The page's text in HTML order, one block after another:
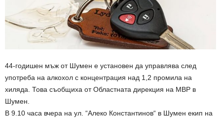
44-годишен мъж от Шумен е установен да управлява след
употреба на алкохол с концентрация над 1,2 промила на
хиляда. Това съобщиха от Областната дирекция на МВР в
Шумен.
В 9.10 часа вчера на ул. “Алеко Константинов“ в Шумен екип на